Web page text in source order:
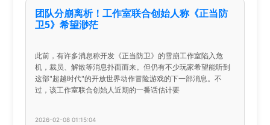
团队分崩离析！工作室联合创始人称《正当防
卫5》希望渺茫
此前，有许多消息称开发《正当防卫》的雪崩工作室陷入危
机，裁员、解散等消息扑面而来。但仍有不少玩家希望能听到
这部"超越时代"的开放世界动作冒险游戏的下一部消息。不
过，该工作室联合创始人近期的一番话估计要
2026-02-08 01:15:04